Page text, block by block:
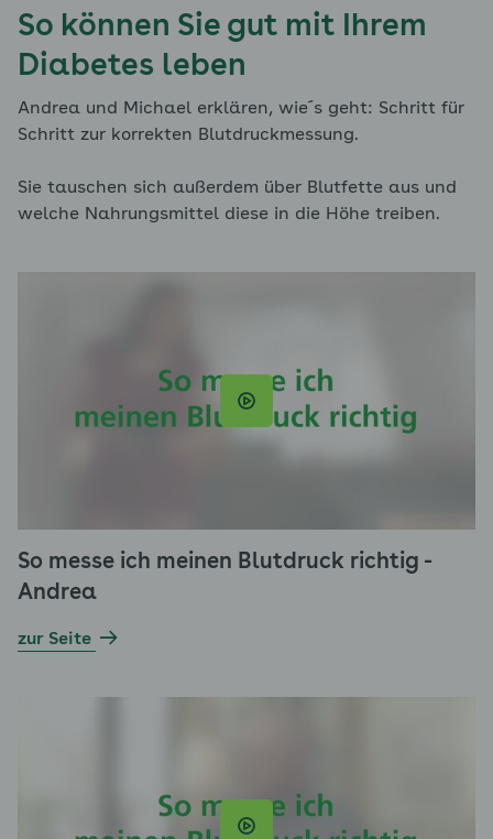
So können Sie gut mit Ihrem
Diabetes leben
Andrea und Michael erklären, wie´s geht: Schritt für
Schritt zur korrekten Blutdruckmessung.
Sie tauschen sich außerdem über Blutfette aus und
welche Nahrungsmittel diese in die Höhe treiben.
So messe ich meinen Blutdruck richtig -
Andrea
zur Seite